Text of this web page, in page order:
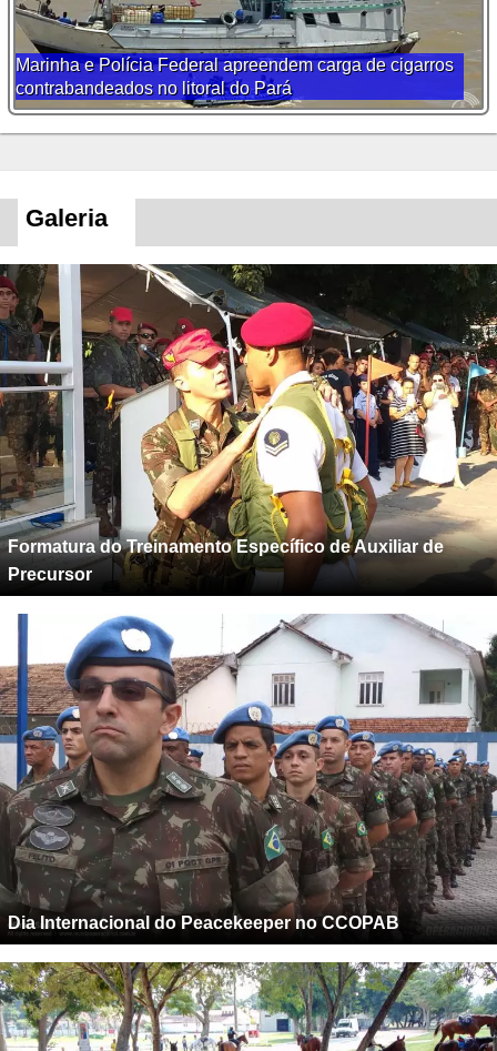
Marinha e Polícia Federal apreendem carga de cigarros
contrabandeados no litoral do Pará
Galeria
Formatura do Treinamento Específico de Auxiliar de
Precursor
Dia Internacional do Peacekeeper no CCOPAB